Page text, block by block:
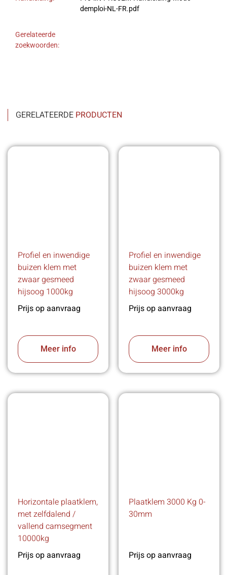
demploi-NL-FR.pdf
Gerelateerde
zoekwoorden:
GERELATEERDE PRODUCTEN
Profiel en inwendige
buizen klem met
zwaar gesmeed
hijsoog 1000kg
Prijs op aanvraag
Meer info
Profiel en inwendige
buizen klem met
zwaar gesmeed
hijsoog 3000kg
Prijs op aanvraag
Meer info
Horizontale plaatklem,
met zelfdalend /
vallend camsegment
10000kg
Prijs op aanvraag
Plaatklem 3000 Kg 0-
30mm
Prijs op aanvraag